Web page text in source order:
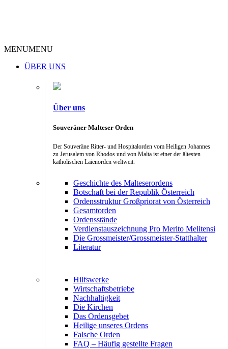
MENUMENU
ÜBER UNS
Über uns
Souveräner Malteser Orden
Der Souveräne Ritter- und Hospitalorden vom Heiligen Johannes
zu Jerusalem von Rhodos und von Malta ist einer der ältesten
katholischen Laienorden weltweit.
Geschichte des Malteserordens
Botschaft bei der Republik Österreich
Ordensstruktur Großpriorat von Österreich
Gesamtorden
Ordensstände
Verdienstauszeichnung Pro Merito Melitensi
Die Grossmeister/Grossmeister-Statthalter
Literatur
Hilfswerke
Wirtschaftsbetriebe
Nachhaltigkeit
Die Kirchen
Das Ordensgebet
Heilige unseres Ordens
Falsche Orden
FAQ – Häufig gestellte Fragen